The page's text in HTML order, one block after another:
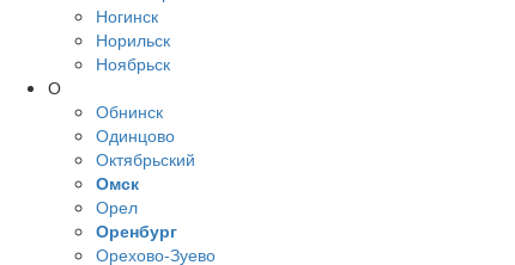
Ногинск
Норильск
Ноябрьск
О
Обнинск
Одинцово
Октябрьский
Омск
Орел
Оренбург
Орехово-Зуево